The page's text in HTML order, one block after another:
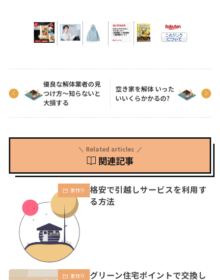
優良な解体業者の見
つけ方〜知らないと
大損する
空き家を解体 いった
いいくらかかるの?
関連記事
Related articles
家作り
格安で引越しサービスを利用す
る方法
家作り
グリーン住宅ポイントで交換し